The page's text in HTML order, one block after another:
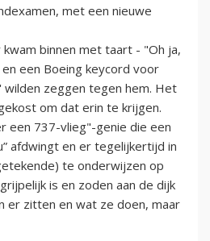
met een nieuwe
binnen met taart - "Oh ja,
een Boeing keycord voor
zeggen tegen hem. Het
om dat erin te krijgen.
een 737-vlieg"-genie die een
afdwingt en er tegelijkertijd in
te onderwijzen op
is en zoden aan de dijk
er zitten en wat ze doen, maar